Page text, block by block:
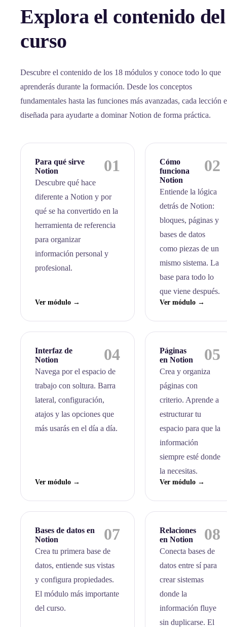
Explora el contenido del
curso
Descubre el contenido de los 18 módulos y conoce todo lo que
aprenderás durante la formación. Desde los conceptos
fundamentales hasta las funciones más avanzadas, cada lección
diseñada para ayudarte a dominar Notion de forma práctica.
Para qué sirve
Notion
01
Descubre qué hace
diferente a Notion y por
qué se ha convertido en la
herramienta de referencia
para organizar
información personal y
profesional.
Ver módulo →
Cómo
funciona
Notion
02
Entiende la lógica
detrás de Notion:
bloques, páginas y
bases de datos
como piezas de un
mismo sistema. La
base para todo lo
que viene después.
Ver módulo →
Interfaz de
Notion
04
Navega por el espacio de
trabajo con soltura. Barra
lateral, configuración,
atajos y las opciones que
más usarás en el día a día.
Ver módulo →
Páginas
en Notion
05
Crea y organiza
páginas con
criterio. Aprende a
estructurar tu
espacio para que la
información
siempre esté donde
la necesitas.
Ver módulo →
Bases de datos en
Notion
07
Crea tu primera base de
datos, entiende sus vistas
y configura propiedades.
El módulo más importante
del curso.
Relaciones
en Notion
08
Conecta bases de
datos entre sí para
crear sistemas
donde la
información fluye
sin duplicarse. El